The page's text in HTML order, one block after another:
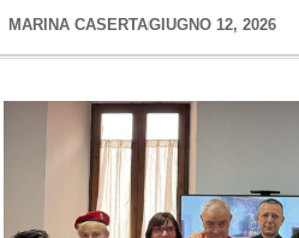
MARINA CASERTAGIUGNO 12, 2026